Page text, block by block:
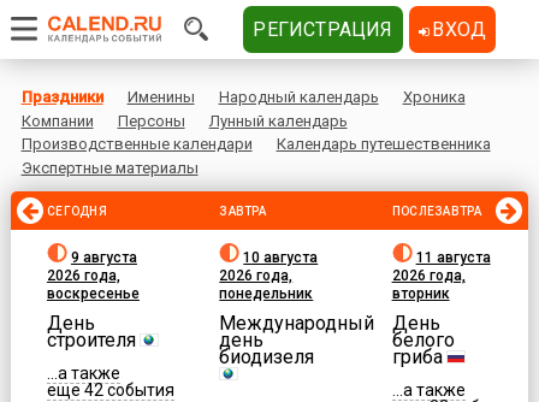
Праздники Именины Народный календарь
Хроника
Компании
Персоны
Лунный календарь
Производственные календари
Календарь путешественника
Экспертные материалы
СЕГОДНЯ
9 августа
2026 года,
воскресенье
День
строителя
...а также
еще 42 события
ЗАВТРА
10 августа
2026 года,
понедельник
Международный
день
биодизеля
ПОСЛЕЗАВТРА
11 августа
2026 года,
вторник
День
белого
гриба
...а также
РЕГИСТРАЦИЯ ВХОД